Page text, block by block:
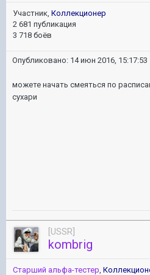
Участник, Коллекционер
2 681 публикация
3 718 боёв
Опубликовано: 14 июн 2016, 15:17:53
можете начать смеяться по
сухари
[USSR]
kombrig
Старший альфа-тестер,